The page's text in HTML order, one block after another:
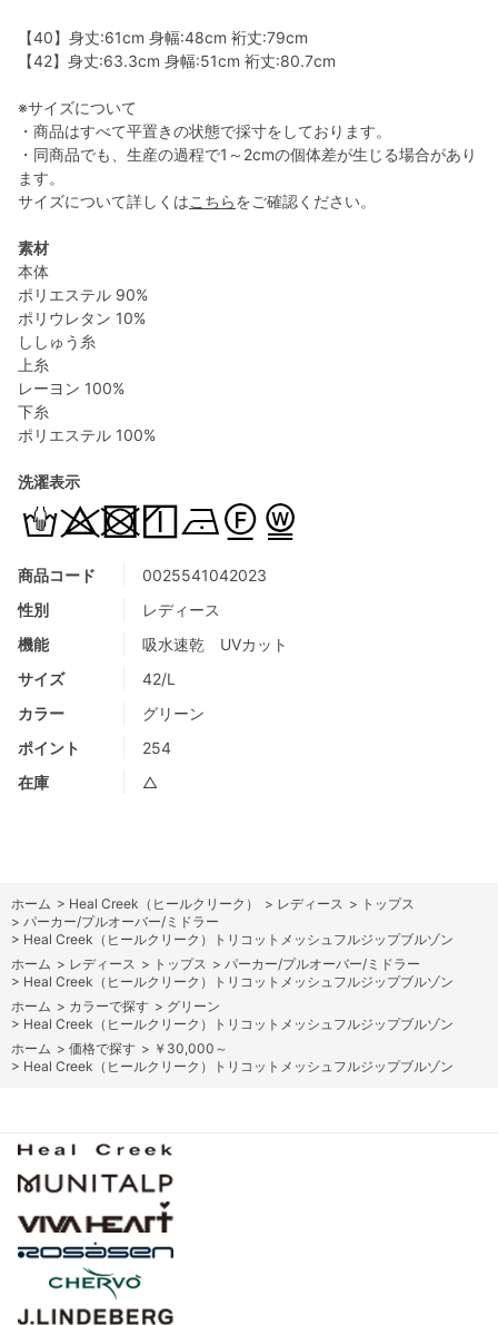
商品コード
0025541042023
性別
レディース
機能
吸水速乾 UVカット
サイズ
42/L
カラー
グリーン
ポイント
254
在庫
△
【40】身丈:61cm 身幅:48cm 裄丈:79cm
【42】身丈:63.3cm 身幅:51cm 裄丈:80.7cm
※サイズについて
・商品はすべて平置きの状態で採寸をしております。
・同商品でも、生産の過程で1～2cmの個体差が生じる場合があり
ます。
サイズについて詳しくはこちらをご確認ください。
素材
本体
ポリエステル 90%
ポリウレタン 10%
ししゅう糸
上糸
レーヨン 100%
下糸
ポリエステル 100%
洗濯表示
ホーム > Heal Creek（ヒールクリーク） > レディース > トップス
> パーカー/プルオーバー/ミドラー
> Heal Creek（ヒールクリーク）トリコットメッシュフルジップブルゾン
ホーム > レディース > トップス > パーカー/プルオーバー/ミドラー
> Heal Creek（ヒールクリーク）トリコットメッシュフルジップブルゾン
ホーム > カラーで探す > グリーン
> Heal Creek（ヒールクリーク）トリコットメッシュフルジップブルゾン
ホーム > 価格で探す > ￥30,000～
> Heal Creek（ヒールクリーク）トリコットメッシュフルジップブルゾン